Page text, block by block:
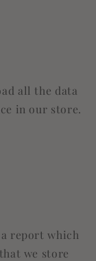
all the data
in our store.
report which
we store